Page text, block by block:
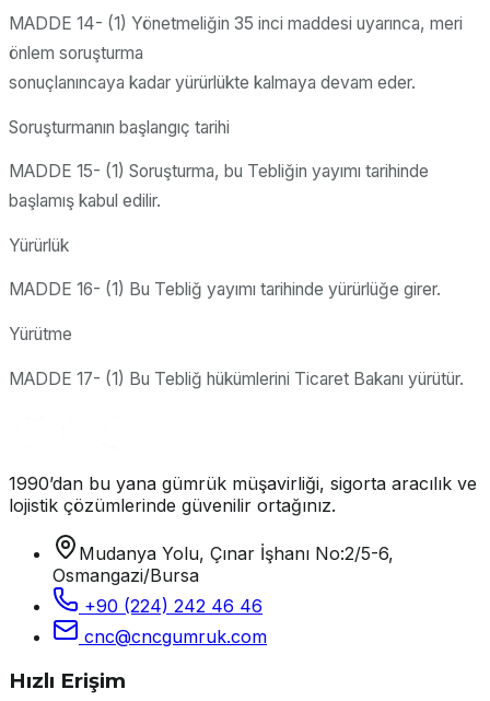
MADDE 14- (1) Yönetmeliğin 35 inci maddesi uyarınca, meri
önlem soruşturma
sonuçlanıncaya kadar yürürlükte kalmaya devam eder.
Soruşturmanın başlangıç tarihi
MADDE 15- (1) Soruşturma, bu Tebliğin yayımı tarihinde
başlamış kabul edilir.
Yürürlük
MADDE 16- (1) Bu Tebliğ yayımı tarihinde yürürlüğe girer.
Yürütme
MADDE 17- (1) Bu Tebliğ hükümlerini Ticaret Bakanı yürütür.
1990’dan bu yana gümrük müşavirliği, sigorta aracılık ve
lojistik çözümlerinde güvenilir ortağınız.
Mudanya Yolu, Çınar İşhanı No:2/5-6,
Osmangazi/Bursa
+90 (224) 242 46 46
cnc@cncgumruk.com
Hızlı Erişim